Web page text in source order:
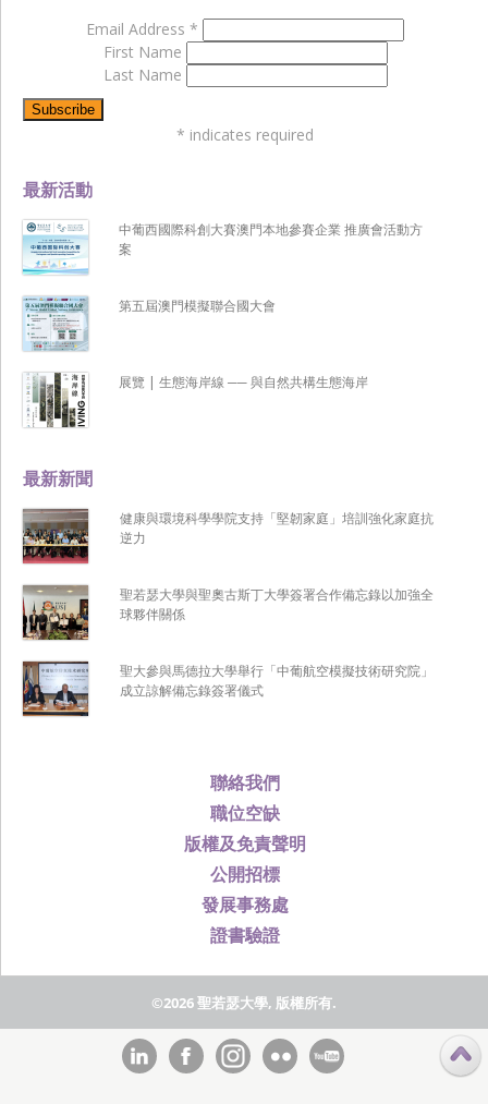
聯絡我們
職位空缺
版權及免責聲明
公開招標
發展事務處
證書驗證
最新新聞
健康與環境科學學院支持「堅韌家庭」培訓強化家庭抗
逆力
聖若瑟大學與聖奧古斯丁大學簽署合作備忘錄以加強全
球夥伴關係
聖大參與馬德拉大學舉行「中葡航空模擬技術研究院」
成立諒解備忘錄簽署儀式
最新活動
中葡西國際科創大賽澳門本地參賽企業 推廣會活動方
案
第五屆澳門模擬聯合國大會
展覽 | 生態海岸線 ── 與自然共構生態海岸
Email Address *
First Name
Last Name
* indicates required
©2026 聖若瑟大學, 版權所有.